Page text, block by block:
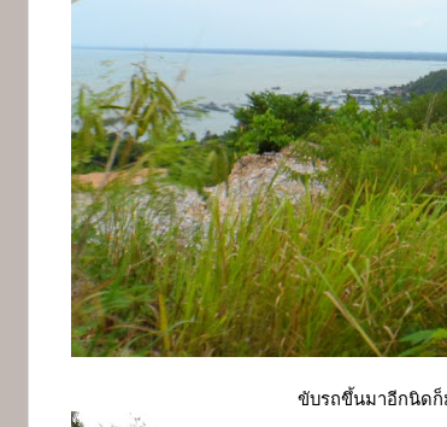
ขับรถขึ้นมาอีกนิดก็